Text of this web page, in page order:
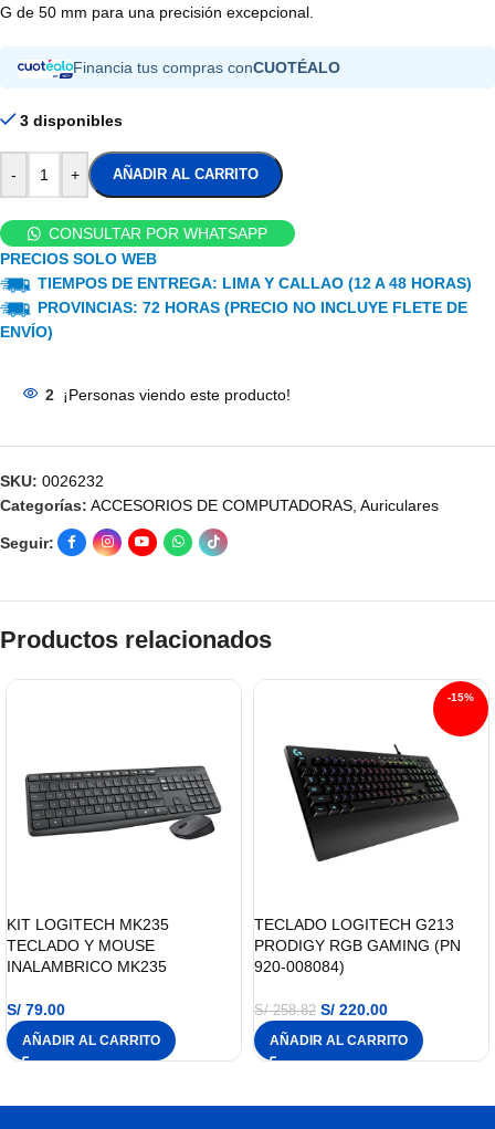
G de 50 mm para una precisión excepcional.
Financia tus compras conCUOTÉALO
3 disponibles
- + AÑADIR AL CARRITO
CONSULTAR POR WHATSAPP
PRECIOS SOLO WEB
TIEMPOS DE ENTREGA: LIMA Y CALLAO (12 A 48 HORAS)
PROVINCIAS: 72 HORAS (PRECIO NO INCLUYE FLETE DE
ENVÍO)
2 ¡Personas viendo este producto!
SKU: 0026232
Categorías: ACCESORIOS DE COMPUTADORAS, Auriculares
Seguir:
Productos relacionados
KIT LOGITECH MK235
TECLADO Y MOUSE
INALAMBRICO MK235
S/ 79.00
AÑADIR AL CARRITO
-15%
TECLADO LOGITECH G213
PRODIGY RGB GAMING (PN
920-008084)
S/258.82 S/ 220.00
AÑADIR AL CARRITO